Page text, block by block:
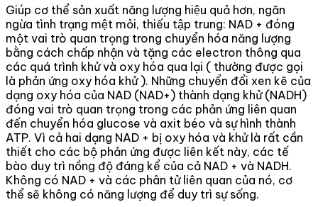
Giúp cơ thể sản xuất năng lượng hiệu quả hơn, ngăn
ngừa tình trạng mệt mỏi, thiếu tập trung: NAD + đóng
một vai trò quan trọng trong chuyển hóa năng lượng
bằng cách chấp nhận và tặng các electron thông qua
các quá trình khử và oxy hóa qua lại ( thường được gọi
là phản ứng oxy hóa khử ). Những chuyển đổi xen kẽ của
dạng oxy hóa của NAD (NAD+) thành dạng khử (NADH)
đóng vai trò quan trọng trong các phản ứng liên quan
đến chuyển hóa glucose và axit béo và sự hình thành
ATP. Vì cả hai dạng NAD + bị oxy hóa và khử là rất cần
thiết cho các bộ phản ứng được liên kết này, các tế
bào duy trì nồng độ đáng kể của cả NAD + và NADH.
Không có NAD + và các phân tử liên quan của nó, cơ
thể sẽ không có năng lượng để duy trì sự sống.